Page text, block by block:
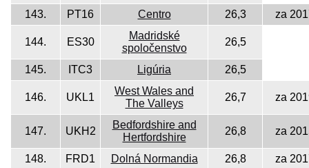
143.
PT16 Centro 26,3 za
144. ES30
Madridské
spoločenstvo
26,5
145. ITC3 Ligúria 26,5
146. UKL1
West Wales and
The Valleys
26,7 za
147. UKH2
Bedfordshire and
Hertfordshire
26,8 za
148. FRD1 Dolná Normandia 26,8
za